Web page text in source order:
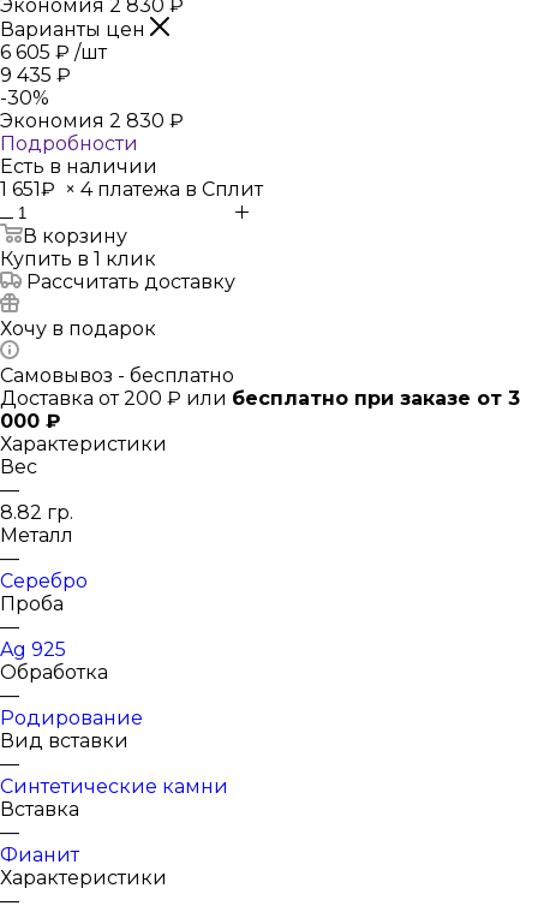
Экономия 2 830 ₽
Варианты цен
6 605 ₽ /шт
9 435 ₽
-30%
Экономия 2 830 ₽
Подробности
Есть в наличии
1 651₽ × 4 платежа в Сплит
В корзину
Купить в 1 клик
Рассчитать доставку
Хочу в подарок
Самовывоз - бесплатно
Доставка от 200 ₽ или бесплатно при заказе от 3
000 ₽
Характеристики
Вес
—
8.82 гр.
Металл
—
Серебро
Проба
—
Ag 925
Обработка
—
Родирование
Вид вставки
—
Синтетические камни
Вставка
—
Фианит
Характеристики
—